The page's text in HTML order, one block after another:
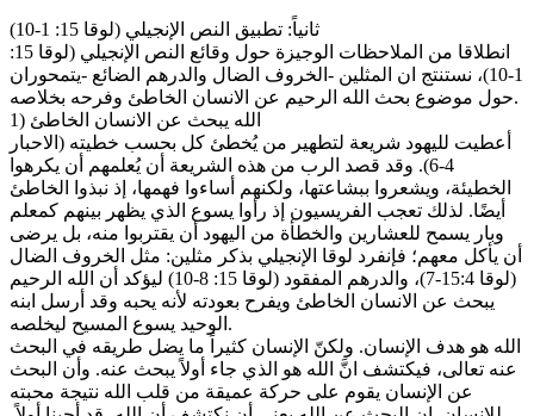
ثانياً: تطبيق النص الإنجيلي (لوقا 15: 1-10)
انطلاقا من الملاحظات الوجيزة حول وقائع النص الإنجيلي (لوقا 15:
1-10)، نستنتج ان المثلين -الخروف الضال والدرهم الضائع -يتمحوران
حول موضوع بحث الله الرحيم عن الانسان الخاطئ وفرحه بخلاصه.
1) الله يبحث عن الانسان الخاطئ
أعطيت لليهود شريعة لتطهير من يُخطئ كل بحسب خطيته (الاحبار
4-6). وقد قصد الرب من هذه الشريعة أن يُعلمهم أن يكرهوا
الخطيئة، ويشعروا ببشاعتها، ولكنهم أساءوا فهمها، إذ نبذوا الخاطئ
أيضًا. لذلك تعجب الفريسيون إذ رأوا يسوع الذي يظهر بينهم كمعلم
وبار يسمح للعشارين والخطأة من اليهود أن يقتربوا منه، بل يرضى
أن يأكل معهم؛ فإنفرد لوقا الإنجيلي بذكر مثلين: مثل الخروف الضال
(لوقا 15:4-7)، والدرهم المفقود (لوقا 15: 8-10) ليؤكد أن الله الرحيم
يبحث عن الانسان الخاطئ ويفرح بعودته لأنه يحبه وقد أرسل ابنه
الوحيد يسوع المسيح ليخلصه.
الله هو هدف الإنسان. ولكنّ الإنسان كثيراً ما يضل طريقه في البحث
عنه تعالى، فيكتشف انَّ الله هو الذي جاء أولاً يبحث عنه. وأن البحث
عن الإنسان يقوم على حركة عميقة من قلب الله نتيجة محبته